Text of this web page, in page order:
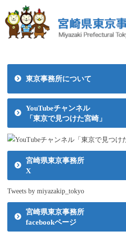
東京事務所について
YouTubeチャンネル
「東京で見つけた宮崎」
宮崎県東京事務所
X
Tweets by miyazakip_tokyo
宮崎県東京事務所
facebookページ